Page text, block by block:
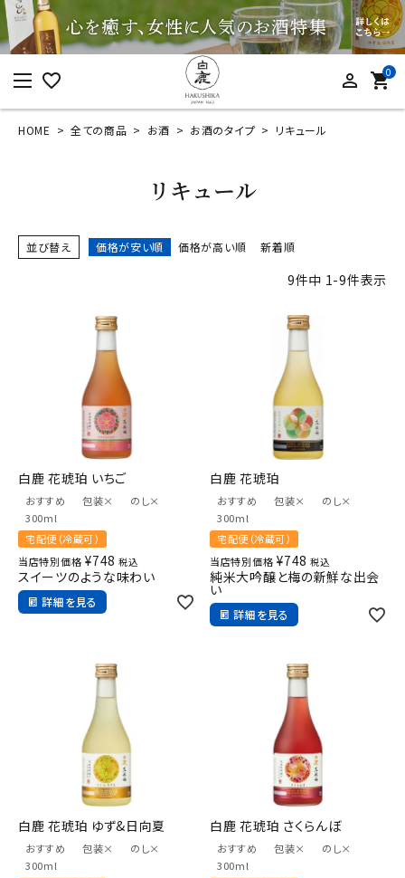
favorite_border person_outline 0
shopping_cart
ログイン 新規会員登録
カテゴリーから探す
キーワードから探す
ギフト
受賞酒
飲み比べ
セット
HOME 全ての商品 お酒 お酒のタイプ リキュール
リキュール
並び替え 価格が安い順 価格が高い順 新着順
9件中 1-9件表示
白鹿 花琥珀 いちご
おすすめ 包装×
のし×
300ml
宅配便（冷蔵可）
当店特別価格 ¥748 税込
スイーツのような味わい
詳細を見る
白鹿 花琥珀
おすすめ 包装×
のし×
300ml
宅配便（冷蔵可）
当店特別価格 ¥748 税込
純米大吟醸と梅の新鮮な出会
い
詳細を見る
白鹿 花琥珀 ゆず&日向夏
おすすめ 包装×
のし×
300ml
白鹿 花琥珀 さくらんぼ
おすすめ 包装×
のし×
300ml